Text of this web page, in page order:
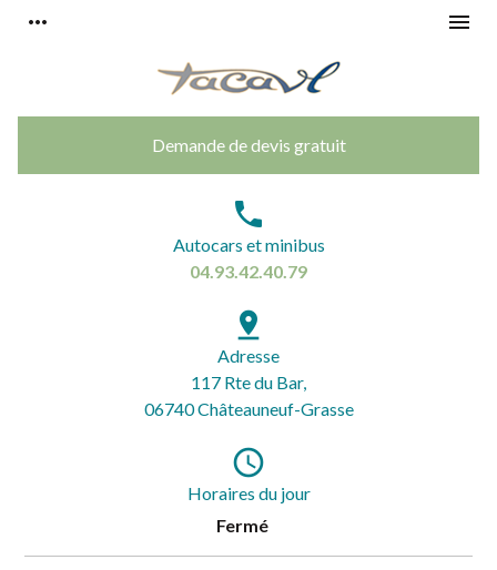
more_horiz menu
Demande de devis gratuit
phone
Autocars et minibus
04.93.42.40.79
pin_drop
Adresse
117 Rte du Bar,
06740 Châteauneuf-Grasse
access_time
Horaires du jour
Fermé